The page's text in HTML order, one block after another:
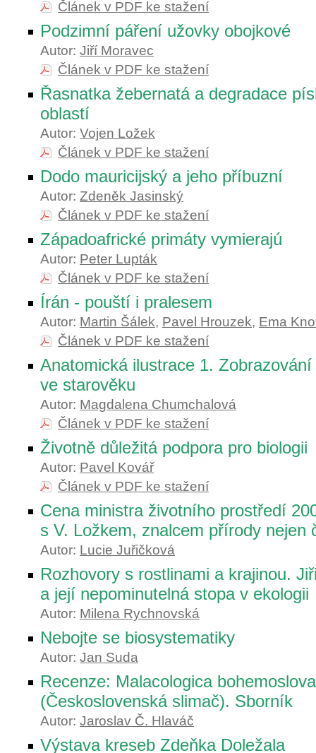
Článek v PDF ke stažení
Podzimní páření užovky obojkové
Autor: Jiří Moravec
Článek v PDF ke stažení
Řasnatka žebernatá a degradace
oblastí
Autor: Vojen Ložek
Článek v PDF ke stažení
Dodo mauricijský a jeho příbuzní
Autor: Zdeněk Jasinský
Článek v PDF ke stažení
Západoafrické primáty vymierajú
Autor: Peter Lupták
Článek v PDF ke stažení
Írán - pouští i pralesem
Autor: Martin Šálek, Pavel Hrouzek, Ema
Článek v PDF ke stažení
Anatomická ilustrace 1.
ve starověku
Autor: Magdalena Chumchalová
Článek v PDF ke stažení
Životně důležitá podpora pro biologii
Autor: Pavel Kovář
Článek v PDF ke stažení
Cena ministra životního prostředí
s V. Ložkem, znalcem přírody nejen
Autor: Lucie Juřičková
Rozhovory s rostlinami a krajinou.
a její nepominutelná stopa v ekologii
Autor: Milena Rychnovská
Nebojte se biosystematiky
Autor: Jan Suda
Recenze: Malacologica
(Československá slimač). Sborník
Autor: Jaroslav Č. Hlaváč
Výstava kreseb Zdeňka Doležala